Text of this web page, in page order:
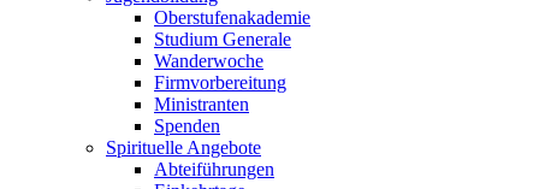
Oberstufenakademie
Studium Generale
Wanderwoche
Firmvorbereitung
Ministranten
Spenden
Spirituelle Angebote
Abteiführungen